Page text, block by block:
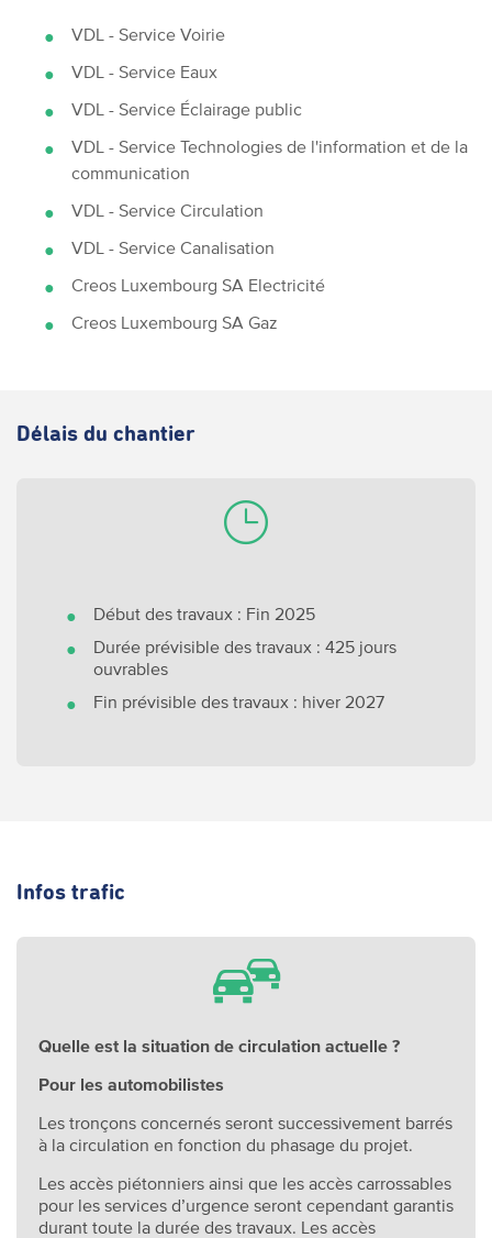
VDL - Service Voirie
VDL - Service Eaux
VDL - Service Éclairage public
VDL - Service Technologies de l'information et de la
communication
VDL - Service Circulation
VDL - Service Canalisation
Creos Luxembourg SA Electricité
Creos Luxembourg SA Gaz
Délais du chantier
Début des travaux : Fin 2025
Durée prévisible des travaux : 425 jours
ouvrables
Fin prévisible des travaux : hiver 2027
Infos trafic
Quelle est la situation de circulation actuelle ?
Pour les automobilistes
Les tronçons concernés seront successivement barrés
à la circulation en fonction du phasage du projet.
Les accès piétonniers ainsi que les accès carrossables
pour les services d’urgence seront cependant garantis
durant toute la durée des travaux. Les accès